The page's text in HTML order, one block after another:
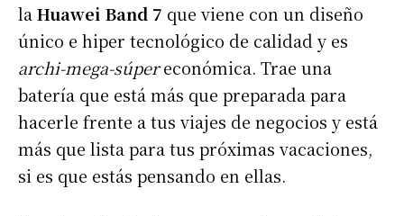
laHuawei Band 7 que viene con un diseño
único e hiper tecnológico de calidad y es
archi-mega-súpereconómica. Trae una
batería que está más que preparada para
hacerle frente a tus viajes de negocios y está
más que lista para tus próximas vacaciones,
si es que estás pensando en ellas.